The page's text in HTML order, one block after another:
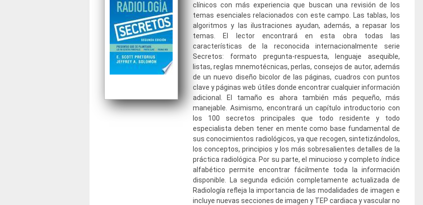
clínicos con más experiencia que buscan una revisión de los
temas esenciales relacionados con este campo. Las tablas, los
algoritmos y las ilustraciones ayudan, además, a repasar los
temas. El lector encontrará en esta obra todas las
características de la reconocida internacionalmente serie
Secretos: formato pregunta-respuesta, lenguaje asequible,
listas, reglas mnemotécnicas, perlas, consejos de autor, además
de un nuevo diseño bicolor de las páginas, cuadros con puntos
clave y páginas web útiles donde encontrar cualquier información
adicional. El tamaño es ahora también más pequeño, más
manejable. Asimismo, encontrará un capítulo introductorio con
los 100 secretos principales que todo residente y todo
especialista deben tener en mente como base fundamental de
sus conocimientos radiológicos, ya que recogen, sintetizándolos,
los conceptos, principios y los más sobresalientes detalles de la
práctica radiológica. Por su parte, el minucioso y completo índice
alfabético permite encontrar fácilmente toda la información
disponible. La segunda edición completamente actualizada de
Radiología refleja la importancia de las modalidades de imagen e
incluye nuevas secciones de imagen y TEP cardiaca y vascular no